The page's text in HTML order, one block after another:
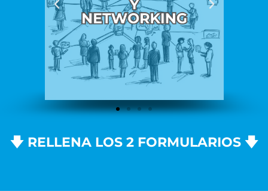
🡇 RELLENA LOS 2 FORMULARIOS 🡇